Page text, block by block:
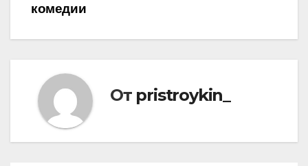
комедии
От pristroykin_